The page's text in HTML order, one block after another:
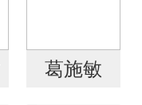
葛施敏